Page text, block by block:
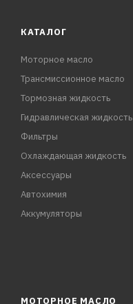
КАТАЛОГ
Моторное масло
Трансмиссионное масло
Тормозная жидкость
Гидравлическая жидкость
Фильтры
Охлаждающая жидкость
Аксессуары
Автохимия
Аккумуляторы
МОТОРНОЕ МАСЛО